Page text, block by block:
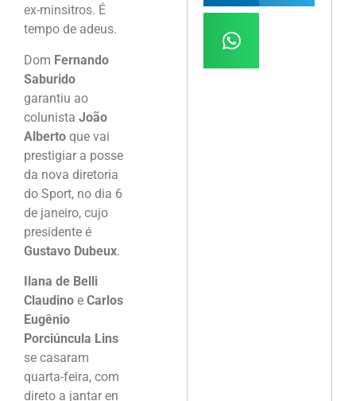
ex-minsitros. É
tempo de adeus.
Dom Fernando
Saburido
garantiu ao
colunista João
Alberto que vai
prestigiar a posse
da nova diretoria
do Sport, no dia 6
de janeiro, cujo
presidente é
Gustavo Dubeux.
Ilana de Belli
Claudino e Carlos
Eugênio
Porciúncula Lins
se casaram
quarta-feira, com
direto a jantar en